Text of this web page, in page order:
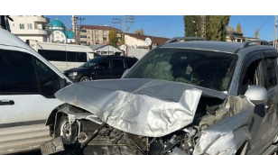
EKONOMİ
GÜNDEM
Hakkari Haber
Son Dakika Haberleri
Haber Arşivi